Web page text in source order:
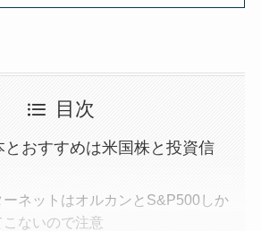
目次
とおすすめは米国株と投資信
ーネットはオルカンとS&P500しか
ないので注意